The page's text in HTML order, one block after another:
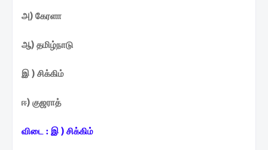
அ) கேரளா
ஆ) தமிழ்நாடு
இ ) சிக்கிம்
ஈ) குஜராத்
விடை : இ ) சிக்கிம்